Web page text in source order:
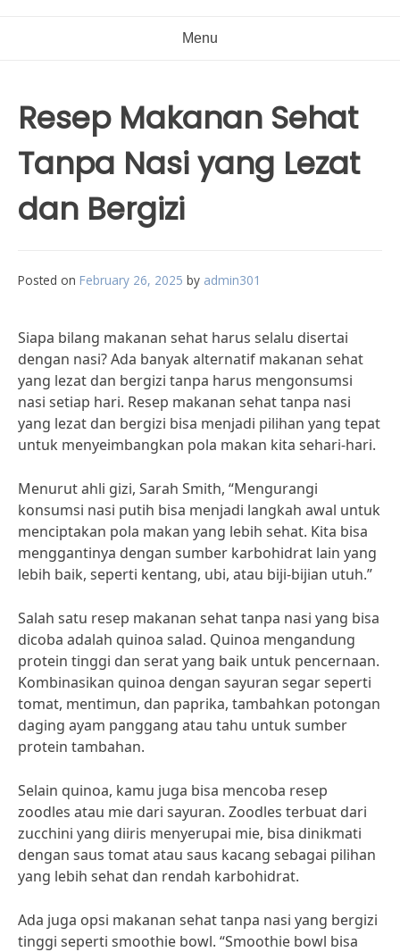
Menu
Resep Makanan Sehat
Tanpa Nasi yang Lezat
dan Bergizi
Posted on February 26, 2025 by admin301
Siapa bilang makanan sehat harus selalu disertai
dengan nasi? Ada banyak alternatif makanan sehat
yang lezat dan bergizi tanpa harus mengonsumsi
nasi setiap hari. Resep makanan sehat tanpa nasi
yang lezat dan bergizi bisa menjadi pilihan yang tepat
untuk menyeimbangkan pola makan kita sehari-hari.
Menurut ahli gizi, Sarah Smith, “Mengurangi
konsumsi nasi putih bisa menjadi langkah awal untuk
menciptakan pola makan yang lebih sehat. Kita bisa
menggantinya dengan sumber karbohidrat lain yang
lebih baik, seperti kentang, ubi, atau biji-bijian utuh.”
Salah satu resep makanan sehat tanpa nasi yang bisa
dicoba adalah quinoa salad. Quinoa mengandung
protein tinggi dan serat yang baik untuk pencernaan.
Kombinasikan quinoa dengan sayuran segar seperti
tomat, mentimun, dan paprika, tambahkan potongan
daging ayam panggang atau tahu untuk sumber
protein tambahan.
Selain quinoa, kamu juga bisa mencoba resep
zoodles atau mie dari sayuran. Zoodles terbuat dari
zucchini yang diiris menyerupai mie, bisa dinikmati
dengan saus tomat atau saus kacang sebagai pilihan
yang lebih sehat dan rendah karbohidrat.
Ada juga opsi makanan sehat tanpa nasi yang bergizi
tinggi seperti smoothie bowl. “Smoothie bowl bisa